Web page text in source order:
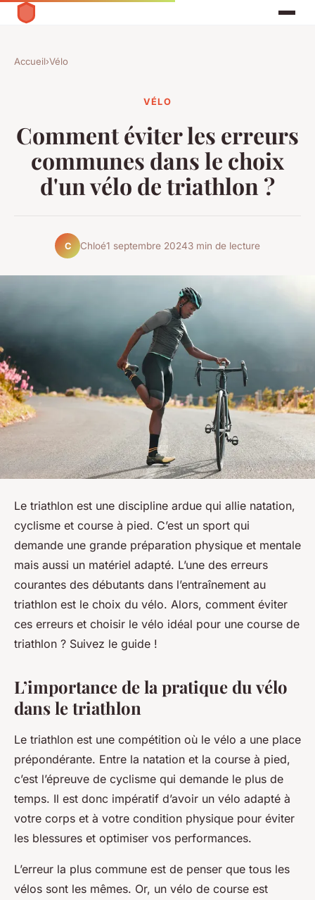
Accueil›Vélo
VÉLO
Comment éviter les erreurs
communes dans le choix
d'un vélo de triathlon ?
C Chloé1 septembre 20243 min de lecture
Le triathlon est une discipline ardue qui allie natation,
cyclisme et course à pied. C’est un sport qui
demande une grande préparation physique et mentale
mais aussi un matériel adapté. L’une des erreurs
courantes des débutants dans l’entraînement au
triathlon est le choix du vélo. Alors, comment éviter
ces erreurs et choisir le vélo idéal pour une course de
triathlon ? Suivez le guide !
L’importance de la pratique du vélo
dans le triathlon
Le triathlon est une compétition où le vélo a une place
prépondérante. Entre la natation et la course à pied,
c’est l’épreuve de cyclisme qui demande le plus de
temps. Il est donc impératif d’avoir un vélo adapté à
votre corps et à votre condition physique pour éviter
les blessures et optimiser vos performances.
L’erreur la plus commune est de penser que tous les
vélos sont les mêmes. Or, un vélo de course est